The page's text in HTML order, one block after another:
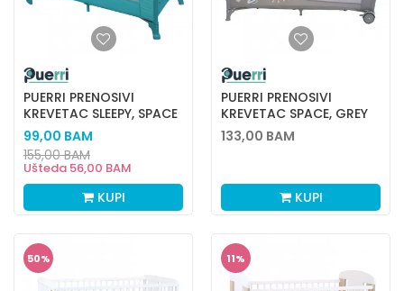
PUERRI PRENOSIVI
KREVETAC SLEEPY, SPACE
99,00 BAM
Ušteda 56,00 BAM
155,00BAM
KUPI
PUERRI PRENOSIVI
KREVETAC SPACE, GREY
133,00 BAM
KUPI
50% 11%